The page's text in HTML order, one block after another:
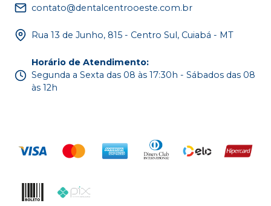
contato@dentalcentrooeste.com.br
Rua 13 de Junho, 815 - Centro Sul, Cuiabá - MT
Horário de Atendimento:
Segunda a Sexta das 08 às 17:30h - Sábados das 08
às 12h